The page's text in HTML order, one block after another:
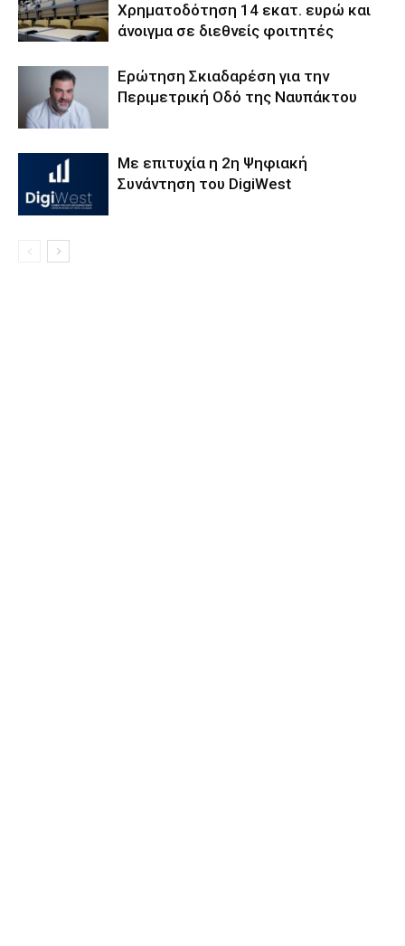
Χρηματοδότηση 14 εκατ. ευρώ και
άνοιγμα σε διεθνείς φοιτητές
Eρώτηση Σκιαδαρέση για την
Περιμετρική Οδό της Ναυπάκτου
Με επιτυχία η 2η Ψηφιακή
Συνάντηση του DigiWest